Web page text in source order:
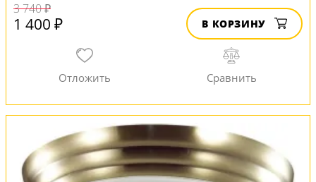
3 740 ₽
1 400 ₽ В КОРЗИНУ